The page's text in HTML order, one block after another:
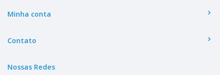
Minha conta
Contato
Nossas Redes